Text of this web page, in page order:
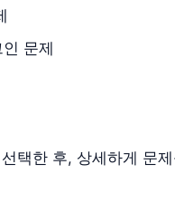
문제
택한 후, 상세하게 문